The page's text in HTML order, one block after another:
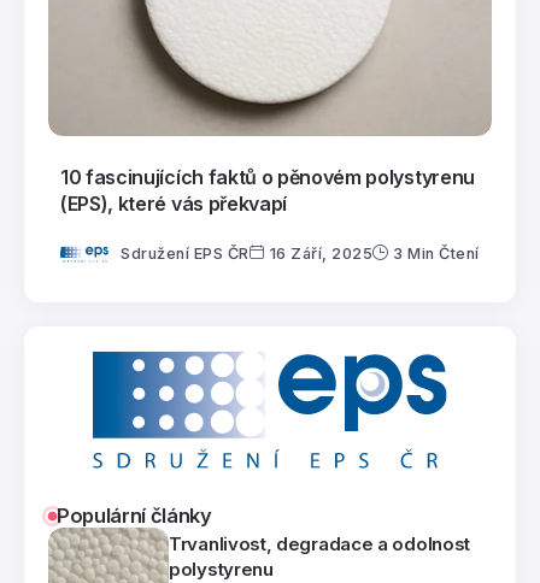
10 fascinujících faktů o pěnovém polystyrenu
(EPS), které vás překvapí
Sdružení EPS ČR 16 Září, 2025 3 Min Čtení
Populární články
Trvanlivost, degradace a odolnost
polystyrenu